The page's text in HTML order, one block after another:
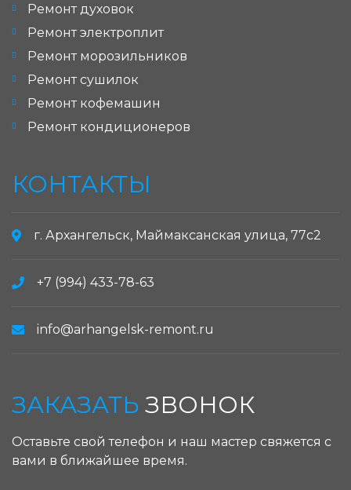
Ремонт духовок
Ремонт электроплит
Ремонт морозильников
Ремонт сушилок
Ремонт кофемашин
Ремонт кондиционеров
КОНТАКТЫ
г. Архангельск, Маймаксанская улица, 77с2
+7 (994) 433-78-63
info@arhangelsk-remont.ru
ЗАКАЗАТЬ ЗВОНОК
Оставьте свой телефон и наш мастер свяжется с
вами в ближайшее время.